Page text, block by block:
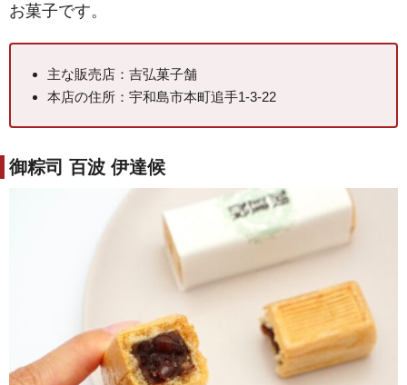
お菓子です。
主な販売店：吉弘菓子舗
本店の住所：宇和島市本町追手1-3-22
御粽司 百波 伊達候